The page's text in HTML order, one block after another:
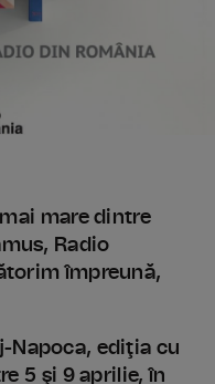
mare dintre
Radio
împreună,
Napoca, ediţia cu
5 şi 9 aprilie, în